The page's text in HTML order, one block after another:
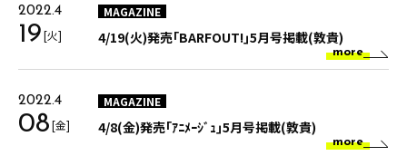
2022.4
19[火]
MAGAZINE
4/19(火)発売｢BARFOUT!｣5月号掲載(敦貴)
more
2022.4
08[金]
MAGAZINE
4/8(金)発売｢ｱﾆﾒｰｼﾞｭ｣5月号掲載(敦貴)
more